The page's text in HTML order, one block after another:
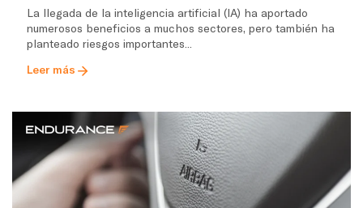
La llegada de la inteligencia artificial (IA) ha aportado
numerosos beneficios a muchos sectores, pero también ha
planteado riesgos importantes...
Leer más